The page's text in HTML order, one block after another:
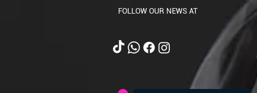
FOLLOW OUR NEWS AT